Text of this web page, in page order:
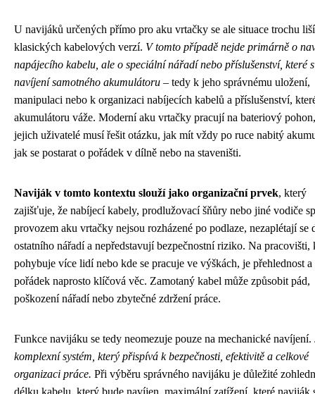
U navijáků určených přímo pro aku vrtačky se ale situace trochu
klasických kabelových verzí. V tomto případě nejde primárně o
napájecího kabelu, ale o speciální nářadí nebo příslušenství, které
navíjení samotného akumulátoru – tedy k jeho správnému uložení,
manipulaci nebo k organizaci nabíjecích kabelů a příslušenství,
akumulátoru váže. Moderní aku vrtačky pracují na bateriový
jejich uživatelé musí řešit otázku, jak mít vždy po ruce nabitý
jak se postarat o pořádek v dílně nebo na staveništi.
Naviják v tomto kontextu slouží jako organizační prvek, který
zajišťuje, že nabíjecí kabely, prodlužovací šňůry nebo jiné vodiče
provozem aku vrtačky nejsou rozházené po podlaze, nezaplétají se
ostatního nářadí a nepředstavují bezpečnostní riziko. Na pracovišti,
pohybuje více lidí nebo kde se pracuje ve výškách, je přehlednost a
pořádek naprosto klíčová věc. Zamotaný kabel může způsobit pád,
poškození nářadí nebo zbytečné zdržení práce.
Funkce navijáku se tedy neomezuje pouze na mechanické navíjení.
komplexní systém, který přispívá k bezpečnosti, efektivitě a celkové
organizaci práce. Při výběru správného navijáku je důležité
délku kabelu, který bude navíjen, maximální zatížení, které naviják